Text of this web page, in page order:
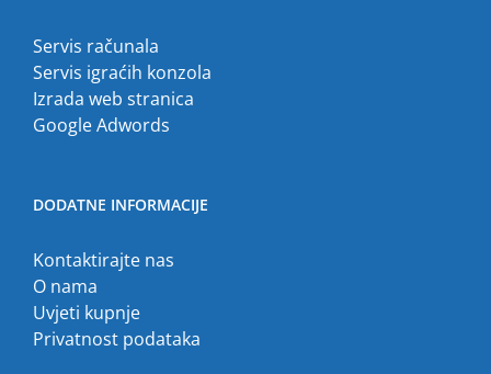
Servis računala
Servis igraćih konzola
Izrada web stranica
Google Adwords
DODATNE INFORMACIJE
Kontaktirajte nas
O nama
Uvjeti kupnje
Privatnost podataka